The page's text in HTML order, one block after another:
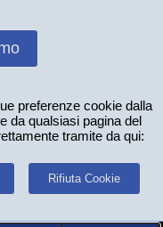
preferenze cookie dalla
da qualsiasi pagina del
tramite da qui:
Rifiuta Cookie